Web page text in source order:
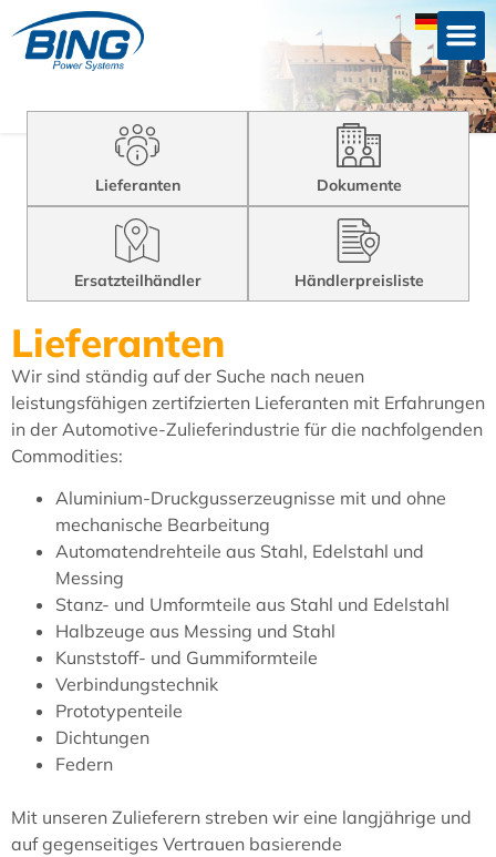
Lieferanten Dokumente
Ersatzteilhändler Händlerpreisliste
Lieferanten
Wir sind ständig auf der Suche nach neuen
leistungsfähigen zertifzierten Lieferanten mit Erfahrungen
in der Automotive-Zulieferindustrie für die nachfolgenden
Commodities:
Aluminium-Druckgusserzeugnisse mit und ohne
mechanische Bearbeitung
Automatendrehteile aus Stahl, Edelstahl und
Messing
Stanz- und Umformteile aus Stahl und Edelstahl
Halbzeuge aus Messing und Stahl
Kunststoff- und Gummiformteile
Verbindungstechnik
Prototypenteile
Dichtungen
Federn
Mit unseren Zulieferern streben wir eine langjährige und
auf gegenseitiges Vertrauen basierende